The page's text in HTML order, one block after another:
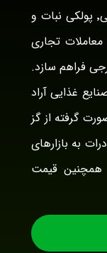
خود رو در زمینه ی عرضه گز٬ گز سوهانی٬ پولکی نبات و
تجاری
فراهم سازد.
غذایی آراد
گرفته از گز
به بازارهای
همچنین قیمت